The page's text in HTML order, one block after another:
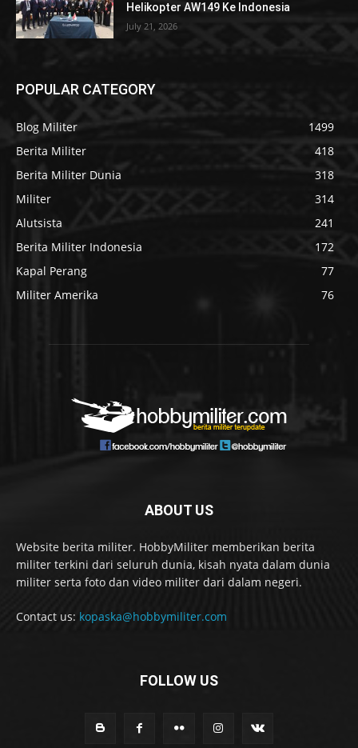
Helikopter AW149 Ke Indonesia
July 21, 2026
POPULAR CATEGORY
Blog Militer
1499
Berita Militer
418
Berita Militer Dunia
318
Militer
314
Alutsista
241
Berita Militer Indonesia
172
Kapal Perang
77
Militer Amerika
76
ABOUT US
Website berita militer. HobbyMiliter memberikan berita
militer terkini dari seluruh dunia, kisah nyata dalam dunia
militer serta foto dan video militer dari dalam negeri.
Contact us: kopaska@hobbymiliter.com
FOLLOW US